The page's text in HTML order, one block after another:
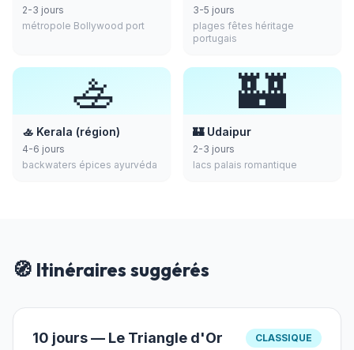
2-3 jours
métropole Bollywood port
3-5 jours
plages fêtes héritage
portugais
🚣
🚣 Kerala (région)
4-6 jours
backwaters épices ayurvéda
🏰
🏰 Udaipur
2-3 jours
lacs palais romantique
🧭 Itinéraires suggérés
10 jours — Le Triangle d'Or CLASSIQUE